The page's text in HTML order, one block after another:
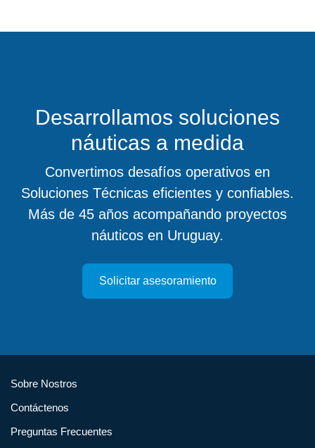
Desarrollamos soluciones
náuticas a medida
Convertimos desafíos operativos en
Soluciones Técnicas eficientes y confiables.
Más de 45 años acompañando proyectos
náuticos en Uruguay.
Solicitar asesoramiento
Sobre Nostros
Contáctenos
Preguntas Frecuentes